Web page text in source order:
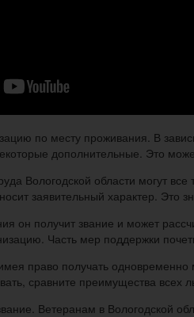
по месту проживания. В
дополнительные. Это
Вологодской области могут
заявительный характер. Это
он получит звание и может
Часть мер поддержки
право получать
сравните преимущества
Ветеранам в Вологодской